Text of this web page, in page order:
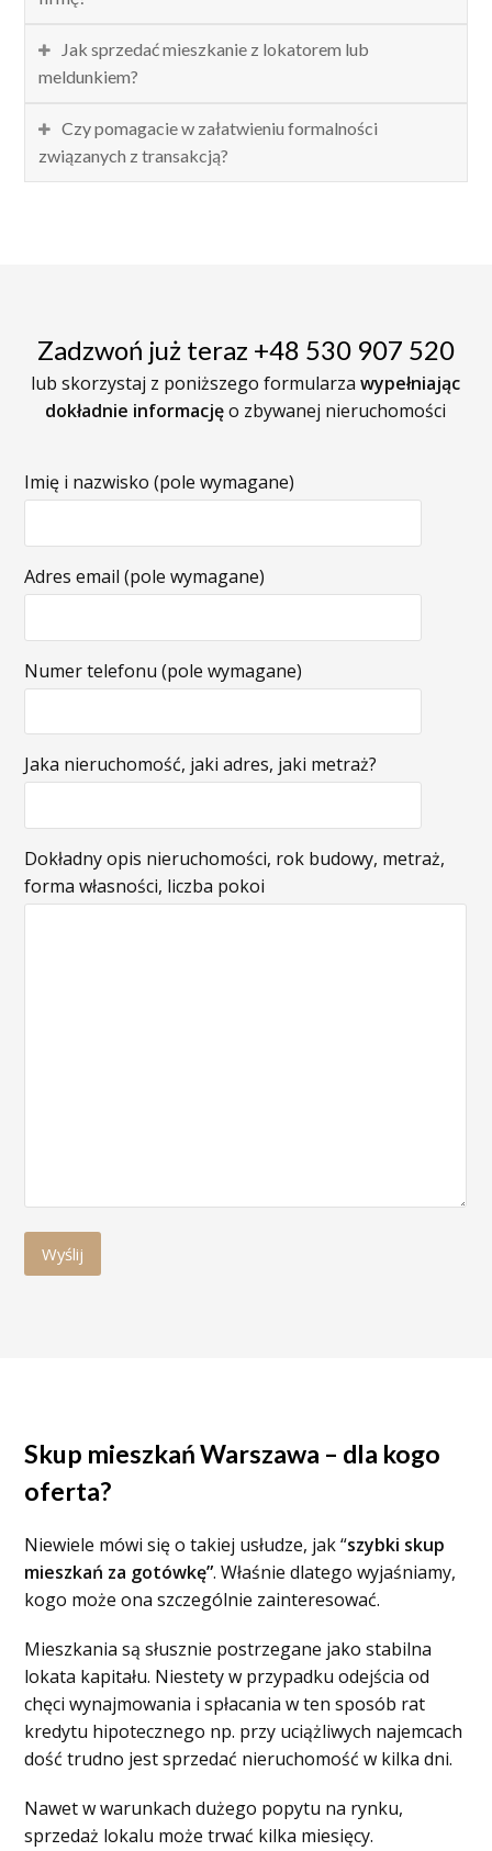
Jak sprzedać mieszkanie z lokatorem lub
meldunkiem?
Czy pomagacie w załatwieniu formalności
związanych z transakcją?
Zadzwoń już teraz +48 530 907 520
lub skorzystaj z poniższego formularzawypełniając
dokładnie informacjęo zbywanej nieruchomości
Imię i nazwisko (pole wymagane)
Adres email (pole wymagane)
Numer telefonu (pole wymagane)
Jaka nieruchomość, jaki adres, jaki metraż?
Dokładny opis nieruchomości, rok budowy, metraż,
forma własności, liczba pokoi
Skup mieszkań Warszawa – dla kogo
oferta?
Niewiele mówi się o takiej usłudze, jak “szybki skup
mieszkań za gotówkę”. Właśnie dlatego wyjaśniamy,
kogo może ona szczególnie zainteresować.
Mieszkania są słusznie postrzegane jako stabilna
lokata kapitału. Niestety w przypadku odejścia od
chęci wynajmowania i spłacania w ten sposób rat
kredytu hipotecznego np. przy uciążliwych najemcach
dość trudno jest sprzedać nieruchomość w kilka dni.
Nawet w warunkach dużego popytu na rynku,
sprzedaż lokalu może trwać kilka miesięcy.